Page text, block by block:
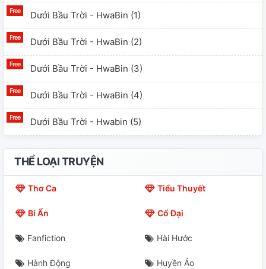
Dưới Bầu Trời - HwaBin (1)
Dưới Bầu Trời - HwaBin (2)
Dưới Bầu Trời - HwaBin (3)
Dưới Bầu Trời - HwaBin (4)
Dưới Bầu Trời - Hwabin (5)
Dưới Bầu Trời - HwaBin (6)
Dưới Bầu Trời - HwaBin (7)
THỂ LOẠI TRUYỆN
Thơ Ca Tiểu Thuyết
Bí Ẩn Cổ Đại
Fanfiction Hài Hước
Hành Động Huyền Ảo